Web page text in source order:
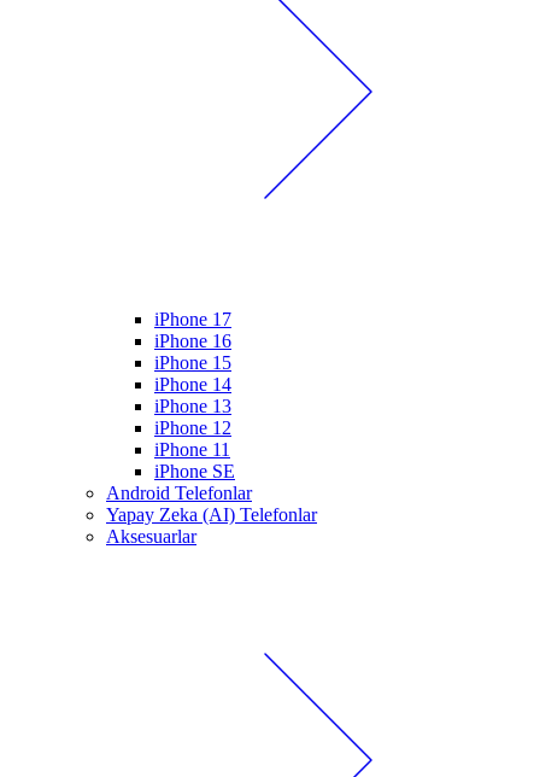
iPhone 17
iPhone 16
iPhone 15
iPhone 14
iPhone 13
iPhone 12
iPhone 11
iPhone SE
Android Telefonlar
Yapay Zeka (AI) Telefonlar
Aksesuarlar